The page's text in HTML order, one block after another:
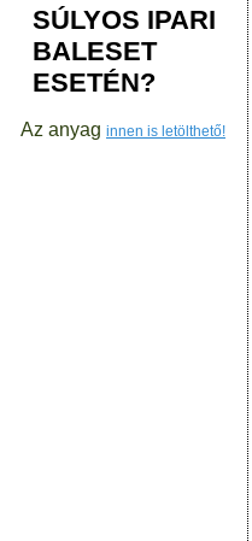
SÚLYOS IPARI
BALESET
ESETÉN?
Az anyag innen is letölthető!